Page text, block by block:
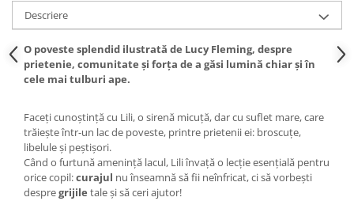
Descriere
O poveste splendid ilustrată de Lucy Fleming, despre
prietenie, comunitate și forța de a găsi lumină chiar și în
cele mai tulburi ape.
Faceți cunoștință cu Lili, o sirenă micuță, dar cu suflet mare, care
trăiește într-un lac de poveste, printre prietenii ei: broscuțe,
libelule și peștișori.
Când o furtună amenință lacul, Lili învață o lecție esențială pentru
orice copil:curajul nu înseamnă să fii neînfricat, ci să vorbești
despregrijile tale și să ceri ajutor!